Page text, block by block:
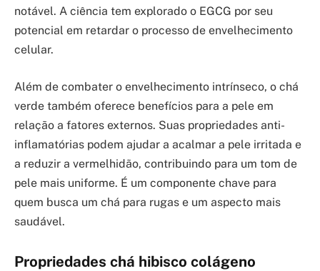
notável. A ciência tem explorado o EGCG por seu
potencial em retardar o processo de envelhecimento
celular.
Além de combater o envelhecimento intrínseco, o chá
verde também oferece benefícios para a pele em
relação a fatores externos. Suas propriedades anti-
inflamatórias podem ajudar a acalmar a pele irritada e
a reduzir a vermelhidão, contribuindo para um tom de
pele mais uniforme. É um componente chave para
quem busca um chá para rugas e um aspecto mais
saudável.
Propriedades chá hibisco colágeno